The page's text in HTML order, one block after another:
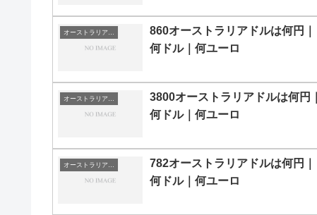
860オーストラリアドルは何円｜
何ドル｜何ユーロ
3800オーストラリアドルは何円｜
何ドル｜何ユーロ
782オーストラリアドルは何円｜
何ドル｜何ユーロ